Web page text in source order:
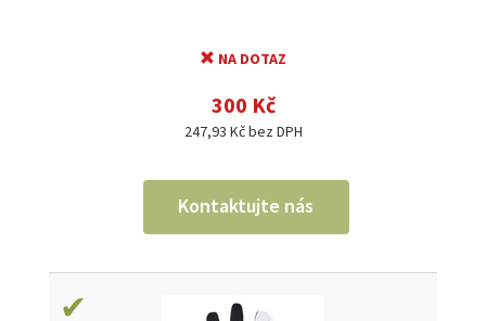
NA DOTAZ
300 Kč
247,93 Kč bez DPH
Kontaktujte nás